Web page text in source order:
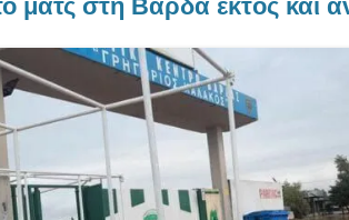
ματς στη Βάρδα εκτός και